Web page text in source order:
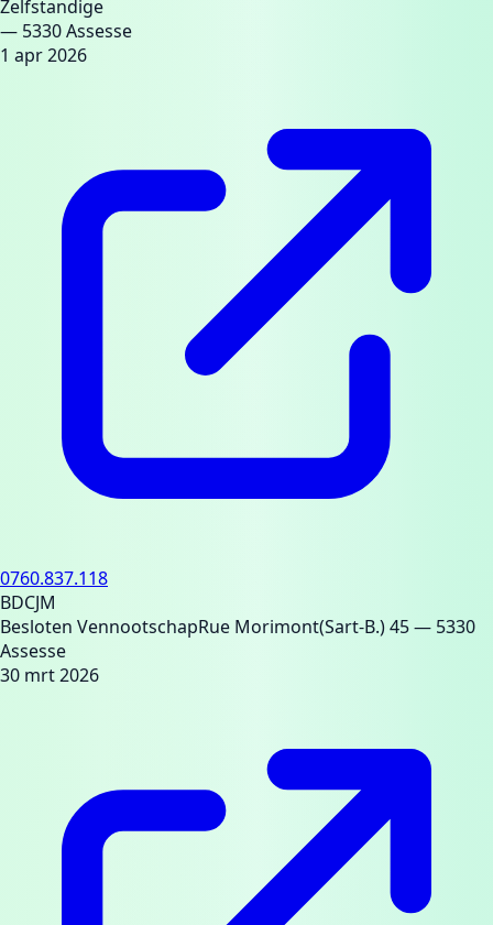
Zelfstandige
— 5330 Assesse
1 apr 2026
0760.837.118
BDCJM
Besloten VennootschapRue Morimont(Sart-B.) 45— 5330
Assesse
30 mrt 2026